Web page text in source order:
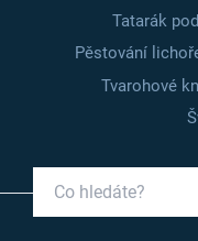
Tatarák
Pěstování
Tvarohové